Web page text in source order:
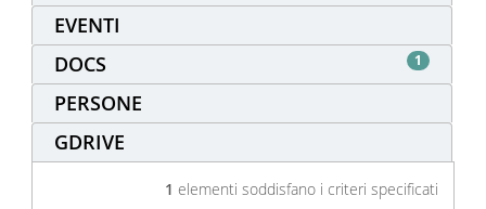
EVENTI
DOCS
1
PERSONE
GDRIVE
1 elementi soddisfano i criteri specificati